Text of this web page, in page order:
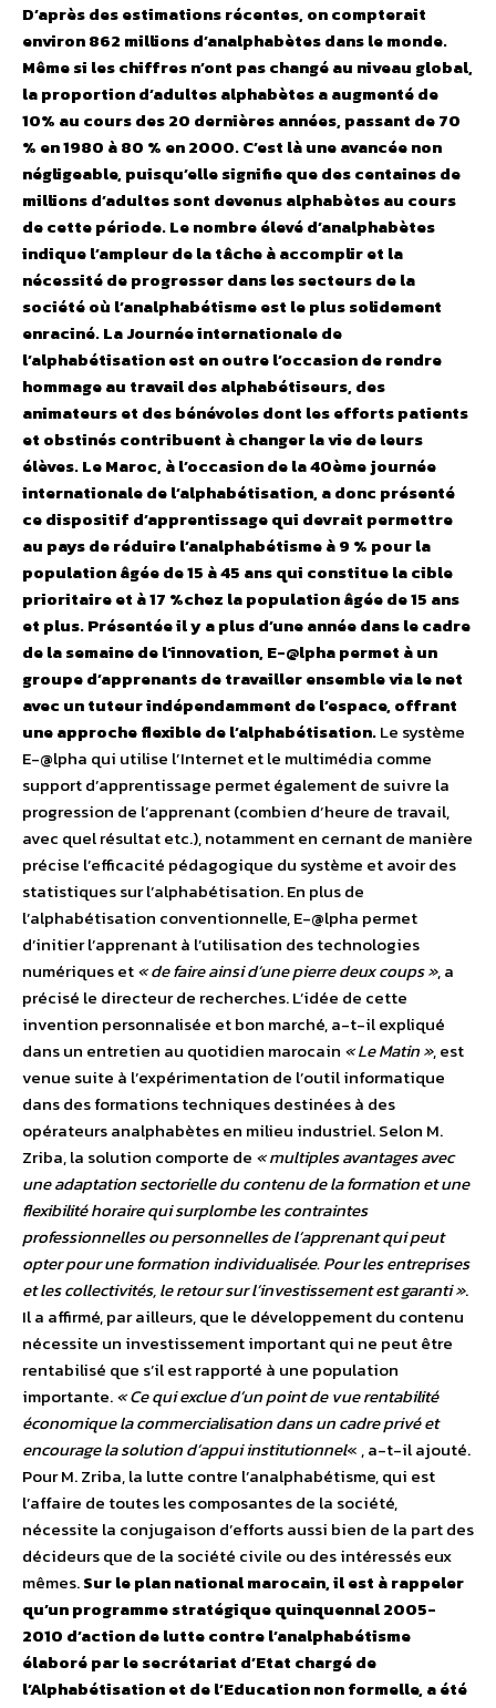
D’après des estimations récentes, on compterait
environ 862 millions d’analphabètes dans le monde.
Même si les chiffres n’ont pas changé au niveau global,
la proportion d’adultes alphabètes a augmenté de
10% au cours des 20 dernières années, passant de 70
% en 1980 à 80 % en 2000. C’est là une avancée non
négligeable, puisqu’elle signifie que des centaines de
millions d’adultes sont devenus alphabètes au cours
de cette période. Le nombre élevé d’analphabètes
indique l’ampleur de la tâche à accomplir et la
nécessité de progresser dans les secteurs de la
société où l’analphabétisme est le plus solidement
enraciné. La Journée internationale de
l’alphabétisation est en outre l’occasion de rendre
hommage au travail des alphabétiseurs, des
animateurs et des bénévoles dont les efforts patients
et obstinés contribuent à changer la vie de leurs
élèves. Le Maroc, à l’occasion de la 40ème journée
internationale de l’alphabétisation, a donc présenté
ce dispositif d’apprentissage qui devrait permettre
au pays de réduire l’analphabétisme à 9 % pour la
population âgée de 15 à 45 ans qui constitue la cible
prioritaire et à 17 %chez la population âgée de 15 ans
et plus.Présentée il y a plus d’une année dans le cadre
de la semaine de l’innovation, E-@lpha permet à un
groupe d’apprenants de travailler ensemble via le net
avec un tuteur indépendamment de l’espace, offrant
une approche flexible de l’alphabétisation.Le système
E-@lpha qui utilise l’Internet et le multimédia comme
support d’apprentissage permet également de suivre la
progression de l’apprenant (combien d’heure de travail,
avec quel résultat etc.), notamment en cernant de manière
précise l’efficacité pédagogique du système et avoir des
statistiques sur l’alphabétisation. En plus de
l’alphabétisation conventionnelle, E-@lpha permet
d’initier l’apprenant à l’utilisation des technologies
numériques et« de faire ainsi d’une pierre deux coups », a
précisé le directeur de recherches. L’idée de cette
invention personnalisée et bon marché, a-t-il expliqué
dans un entretien au quotidien marocain « Le Matin », est
venue suite à l’expérimentation de l’outil informatique
dans des formations techniques destinées à des
opérateurs analphabètes en milieu industriel. Selon M.
Zriba, la solution comporte de « multiples avantages avec
une adaptation sectorielle du contenu de la formation et une
flexibilité horaire qui surplombe les contraintes
professionnelles ou personnelles de l’apprenant qui peut
opter pour une formation individualisée. Pour les entreprises
et les collectivités, le retour sur l’investissement est garanti ».
Il a affirmé, par ailleurs, que le développement du contenu
nécessite un investissement important qui ne peut être
rentabilisé que s’il est rapporté à une population
importante.« Ce qui exclue d’un point de vue rentabilité
économique la commercialisation dans un cadre privé et
encourage la solution d’appui institutionnel« , a-t-il ajouté.
Pour M. Zriba, la lutte contre l’analphabétisme, qui est
l’affaire de toutes les composantes de la société,
nécessite la conjugaison d’efforts aussi bien de la part des
décideurs que de la société civile ou des intéressés eux
mêmes.Sur le plan national marocain, il est à rappeler
qu’un programme stratégique quinquennal 2005-
2010 d’action de lutte contre l’analphabétisme
élaboré par le secrétariat d’Etat chargé de
l’Alphabétisation et de l’Education non formelle, a été